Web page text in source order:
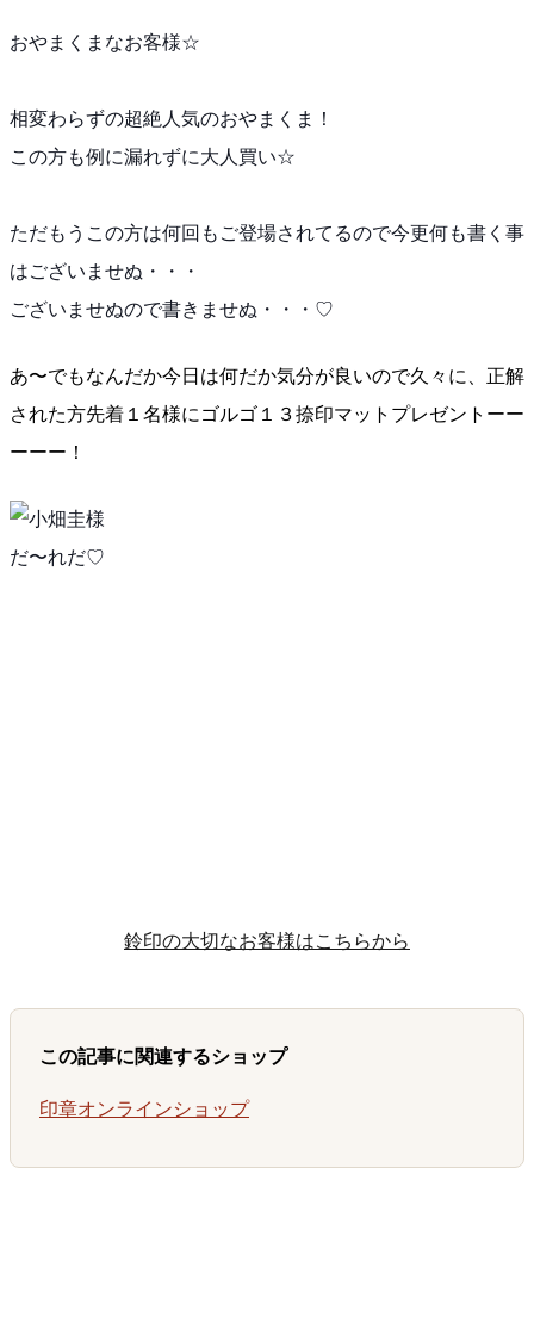
おやまくまなお客様☆
相変わらずの超絶人気のおやまくま！
この方も例に漏れずに大人買い☆
ただもうこの方は何回もご登場されてるので今更何も書く 事
はございませぬ・・・
ございませぬので書きませぬ・・・♡
あ〜でもなんだか今日は何だか気分が良いので久々に、正解
された方先着１名様にゴルゴ１３捺印マットプレゼント ーー
ーーー！
だ〜れだ♡
鈴印の大切なお客様はこちらから
この記事に関連するショップ
印章オンラインショップ